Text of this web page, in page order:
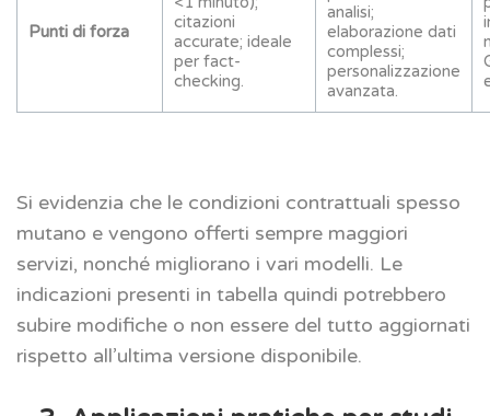
Punti di forza
citazioni
accurate; ideale
per fact-
checking.
analisi;
elaborazione dati
complessi;
personalizzazione
avanzata.
Si evidenzia che le condizioni contrattuali spesso
mutano e vengono offerti sempre maggiori
servizi, nonché migliorano i vari modelli. Le
indicazioni presenti in tabella quindi potrebbero
subire modifiche o non essere del tutto aggiornati
rispetto all’ultima versione disponibile.